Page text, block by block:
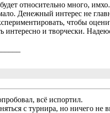
относительно много, имхо.
Денежный интерес не
чтобы
интересно и творчески.
всё испортил.
с турнира, но ничего не